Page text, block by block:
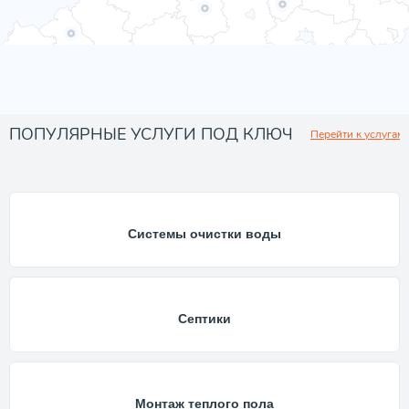
ПОПУЛЯРНЫЕ УСЛУГИ ПОД КЛЮЧ Перейти к услугам
Системы очистки воды
Септики
Монтаж теплого пола